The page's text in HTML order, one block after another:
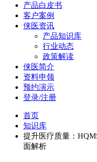
产品白皮书
客户案例
侠医资讯
产品知识库
行业动态
政策解读
侠医简介
资料申领
预约演示
登录/注册
首页
知识库
提升医疗质量：
面解析